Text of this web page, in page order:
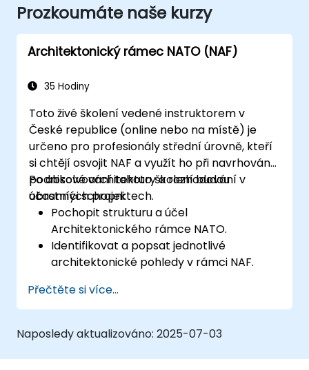
Prozkoumáte naše kurzy
Architektonický rámec NATO (NAF)
35 Hodiny
Toto živé školení vedené instruktorem v
České republice (online nebo na místě) je
určeno pro profesionály střední úrovně, kteří
si chtějí osvojit NAF a využít ho při navrhování
podnikové architektury a rozhodování v
obranných projektech.
Po absolvování tohoto školení budou
účastníci schopni:
Pochopit strukturu a účel
Architektonického rámce NATO.
Identifikovat a popsat jednotlivé
architektonické pohledy v rámci NAF.
stran s konkrétními architektonickými
prvky.
Používat nástroje jako například Sparx
Enterprise Architect k vytváření modelů
splňujících požadavky NAF.
Přečtěte si více...
Naposledy aktualizováno: 2025-07-03